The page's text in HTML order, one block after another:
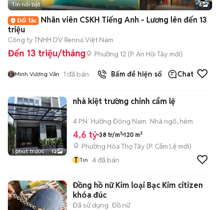
+2
Tin nổi bật 6
Nhân viên CSKH Tiếng Anh - Lương lên đến 13
triệu
Công ty TNHH DV Renrui Việt Nam
Đến 13 triệu/tháng Phường 12 (P. An Hội Tây mới)
Minh Vương Văn 1 đã bán Bấm để hiện số Chat
1 phút trước 12
nhà kiệt trường chinh cẩm lệ
4 PN Hướng Đông Nam Nhà ngõ, hẻm
4,6 tỷ 38 tr/m² 120 m²
Phường Hòa Thọ Tây (P. Cẩm Lệ mới)
T Tin 4đã bán
Đồng hồ nữ Kim loại Bạc Kim citizen
khóa đúc
Đã sử dụng Đồ nữ